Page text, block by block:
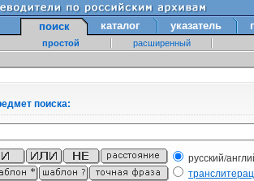
поиск каталог указатель
простой расширенный
поиска:
русский/